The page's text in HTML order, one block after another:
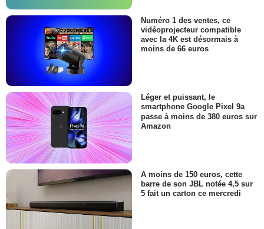
Numéro 1 des ventes, ce
vidéoprojecteur compatible
avec la 4K est désormais à
moins de 66 euros
Léger et puissant, le
smartphone Google Pixel 9a
passe à moins de 380 euros sur
Amazon
A moins de 150 euros, cette
barre de son JBL notée 4,5 sur
5 fait un carton ce mercredi